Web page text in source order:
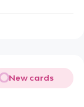
New cards